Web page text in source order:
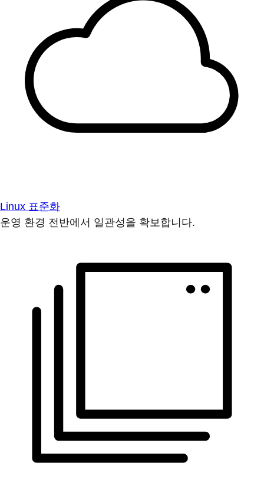
Linux 표준화
운영 환경 전반에서 일관성을 확보합니다.